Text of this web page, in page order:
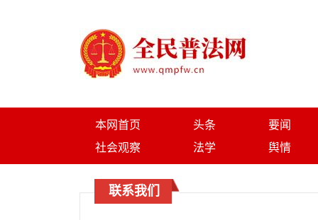
本网首页 头条
要闻
社会观察
法学 舆情
联系我们